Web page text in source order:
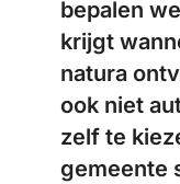
bepalen
krijgt
natura
ook niet
zelf te
gemeente